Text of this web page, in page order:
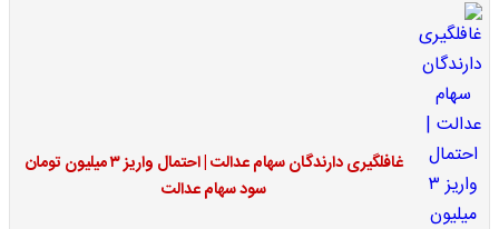
غافلگیری دارندگان سهام عدالت | احتمال واریز ۳ میلیون تومان
سود سهام عدالت